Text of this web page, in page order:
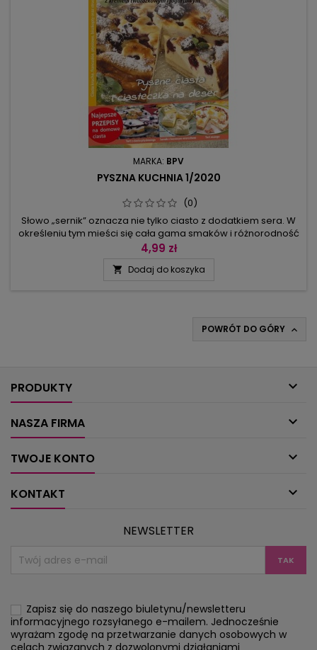
MARKA: BPV
PYSZNA KUCHNIA 1/2020
(0)
Słowo „sernik” oznacza nie tylko ciasto z dodatkiem sera. W
określeniu tym mieści się cała gama smaków i różnorodność
doznań, które odczuwamy podczas kosztowania deseru, a
Znajdziecie w nim serniki na kruchym spodzie (np. waniliowy,
4,99 zł
 Dodaj do koszyka
POWRÓT DO GÓRY 
PRODUKTY 
NASZA FIRMA 
TWOJE KONTO 
KONTAKT 
NEWSLETTER
Zapisz się do naszego biuletynu/newsletteru
informacyjnego rozsyłanego e-mailem. Jednocześnie
wyrażam zgodę na przetwarzanie danych osobowych w
celach związanych z dozwolonymi działaniami